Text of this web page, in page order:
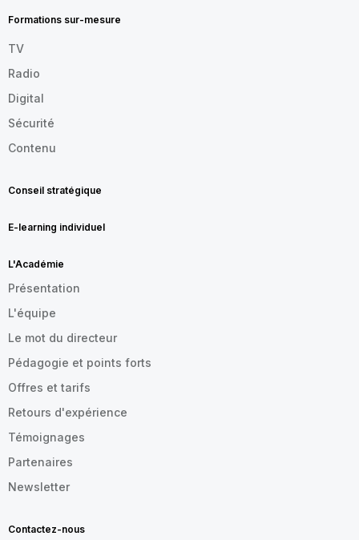
FR
Formations sur-mesure
TV
Radio
Digital
Sécurité
Contenu
Conseil stratégique
E-learning individuel
L'Académie
Présentation
L'équipe
Le mot du directeur
Pédagogie et points forts
Offres et tarifs
Retours d'expérience
Témoignages
Partenaires
Newsletter
Contactez-nous